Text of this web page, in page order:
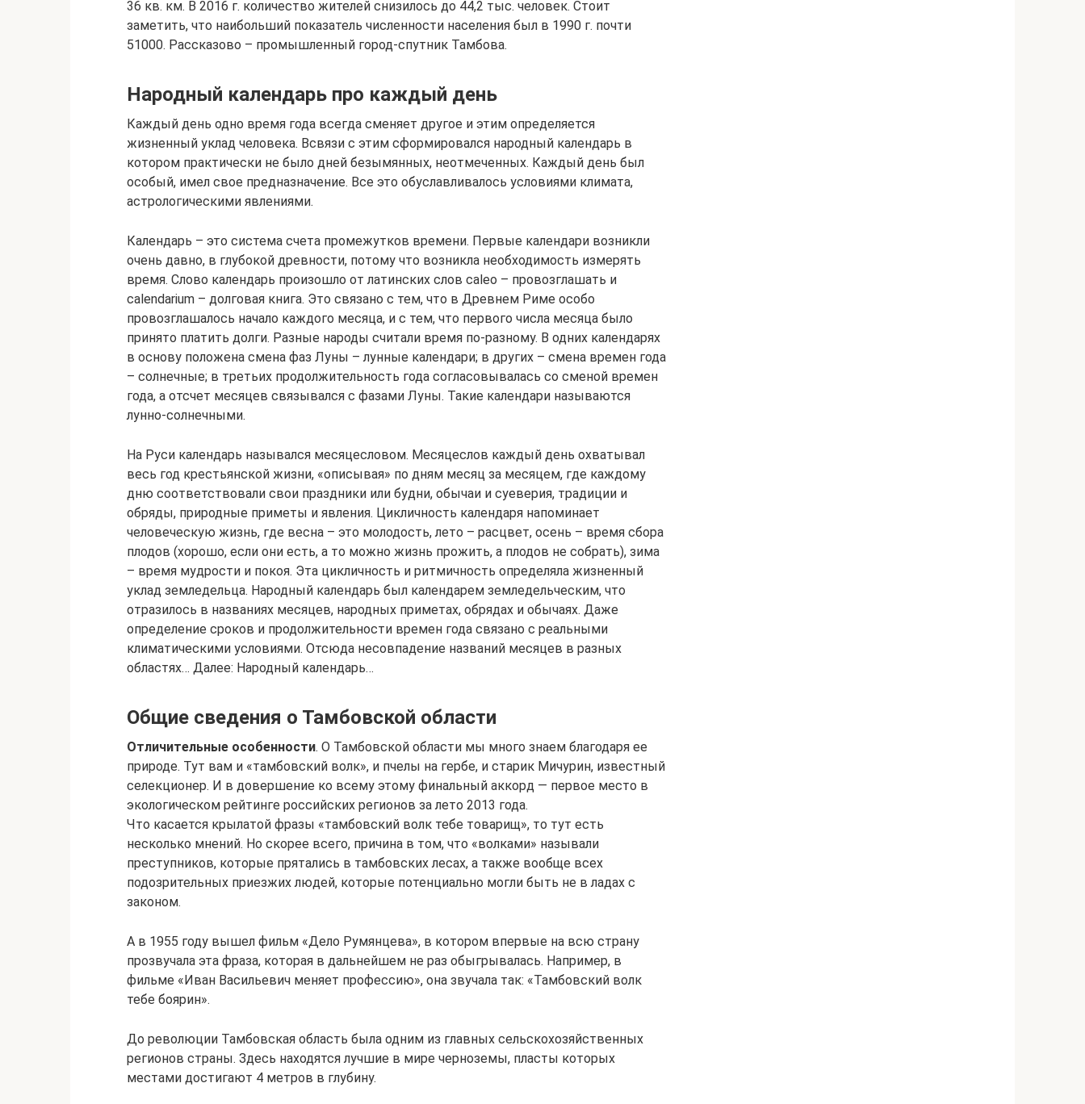
36 кв. км. В 2016 г. количество жителей снизилось до 44,2 тыс. человек. Стоит
заметить, что наибольший показатель численности населения был в 1990 г. почти
51000. Рассказово – промышленный город-спутник Тамбова.
Народный календарь про каждый день
Каждый день одно время года всегда сменяет другое и этим определяется
жизненный уклад человека. Всвязи с этим сформировался народный календарь в
котором практически не было дней безымянных, неотмеченных. Каждый день был
особый, имел свое предназначение. Все это обуславливалось условиями климата,
астрологическими явлениями.
Календарь – это система счета промежутков времени. Первые календари возникли
очень давно, в глубокой древности, потому что возникла необходимость измерять
время. Слово календарь произошло от латинских слов caleo – провозглашать и
calendarium – долговая книга. Это связано с тем, что в Древнем Риме особо
провозглашалось начало каждого месяца, и с тем, что первого числа месяца было
принято платить долги. Разные народы считали время по-разному. В одних календарях
в основу положена смена фаз Луны – лунные календари; в других – смена времен года
– солнечные; в третьих продолжительность года согласовывалась со сменой времен
года, а отсчет месяцев связывался с фазами Луны. Такие календари называются
лунно-солнечными.
На Руси календарь назывался месяцесловом. Месяцеслов каждый день охватывал
весь год крестьянской жизни, «описывая» по дням месяц за месяцем, где каждому
дню соответствовали свои праздники или будни, обычаи и суеверия, традиции и
обряды, природные приметы и явления. Цикличность календаря напоминает
человеческую жизнь, где весна – это молодость, лето – расцвет, осень – время сбора
плодов (хорошо, если они есть, а то можно жизнь прожить, а плодов не собрать), зима
– время мудрости и покоя. Эта цикличность и ритмичность определяла жизненный
уклад земледельца. Народный календарь был календарем земледельческим, что
отразилось в названиях месяцев, народных приметах, обрядах и обычаях. Даже
определение сроков и продолжительности времен года связано с реальными
климатическими условиями. Отсюда несовпадение названий месяцев в разных
областях… Далее: Народный календарь…
Общие сведения о Тамбовской области
Отличительные особенности. О Тамбовской области мы много знаем благодаря ее
природе. Тут вам и «тамбовский волк», и пчелы на гербе, и старик Мичурин, известный
селекционер. И в довершение ко всему этому финальный аккорд — первое место в
экологическом рейтинге российских регионов за лето 2013 года.
Что касается крылатой фразы «тамбовский волк тебе товарищ», то тут есть
несколько мнений. Но скорее всего, причина в том, что «волками» называли
преступников, которые прятались в тамбовских лесах, а также вообще всех
подозрительных приезжих людей, которые потенциально могли быть не в ладах с
законом.
А в 1955 году вышел фильм «Дело Румянцева», в котором впервые на всю страну
прозвучала эта фраза, которая в дальнейшем не раз обыгрывалась. Например, в
фильме «Иван Васильевич меняет профессию», она звучала так: «Тамбовский волк
тебе боярин».
До революции Тамбовская область была одним из главных сельскохозяйственных
регионов страны. Здесь находятся лучшие в мире черноземы, пласты которых
местами достигают 4 метров в глубину.